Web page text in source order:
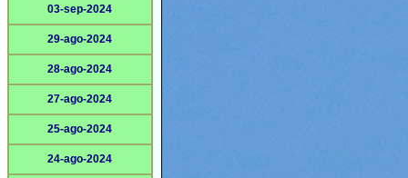
03-sep-2024
29-ago-2024
28-ago-2024
27-ago-2024
25-ago-2024
24-ago-2024